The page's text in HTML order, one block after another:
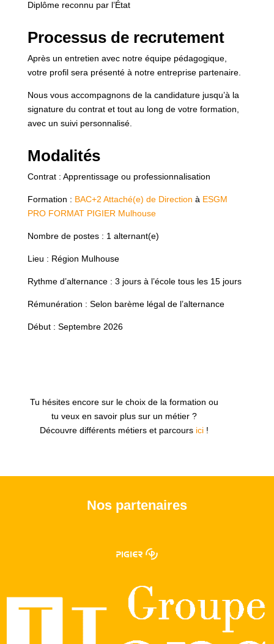
Diplôme reconnu par l’État
Processus de recrutement
Après un entretien avec notre équipe pédagogique,
votre profil sera présenté à notre entreprise partenaire.
Nous vous accompagnons de la candidature jusqu’à la
signature du contrat et tout au long de votre formation,
avec un suivi personnalisé.
Modalités
Contrat : Apprentissage ou professionnalisation
Formation : BAC+2 Attaché(e) de Direction à ESGM
PRO FORMAT PIGIER Mulhouse
Nombre de postes : 1 alternant(e)
Lieu : Région Mulhouse
Rythme d’alternance : 3 jours à l’école tous les 15 jours
Rémunération : Selon barème légal de l’alternance
Début : Septembre 2026
Tu hésites encore sur le choix de la formation ou
tu veux en savoir plus sur un métier ?
Découvre différents métiers et parcours ici!
Nos partenaires